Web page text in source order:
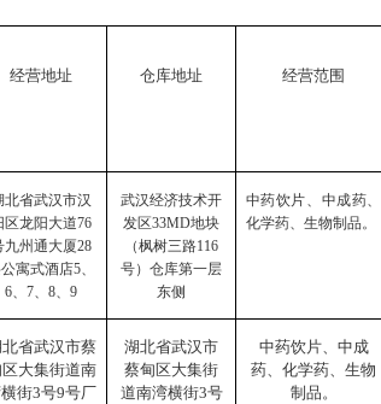
经营地址 仓库地址 经营范围
北省武汉市汉
区龙阳大道76
九州通大厦28
寓式酒店5、
6、 7、 8、 9
武汉经济技术开
发区33MD地块
（枫树三路116
号）仓库第一层
东侧
中药饮片、中成药、
化学药、生物制品。
省武汉市蔡
大集街道南
街3号9号厂
湖北省武汉市
蔡甸区大集街
道南湾横街3号
中药饮片、中成
药、化学药、生物
制品。